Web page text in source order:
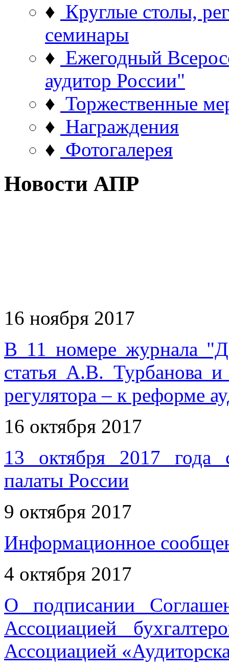
♦ Круглые столы,
семинары
♦ Ежегодный
аудитор России"
♦ Торжественные
♦ Награждения
♦ Фотогалерея
Новости АПР
16 ноября 2017
В 11 номере журнала
статья А.В. Турбанова
регулятора – к реформе
16 октября 2017
13 октября 2017 года
палаты России
9 октября 2017
Информационное
4 октября 2017
О подписании
Ассоциацией
Ассоциацией